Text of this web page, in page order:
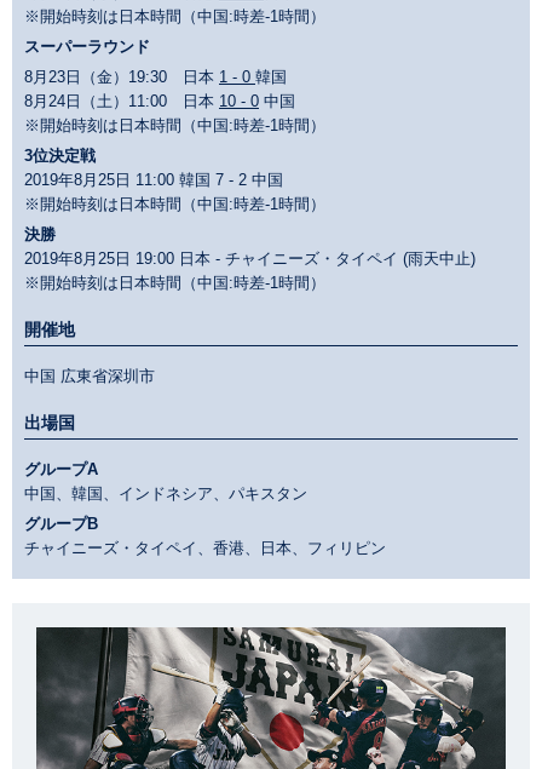
※開始時刻は日本時間（中国:時差-1時間）
スーパーラウンド
8月23日（金）19:30 日本 1 - 0 韓国
8月24日（土）11:00 日本 10 - 0 中国
※開始時刻は日本時間（中国:時差-1時間）
3位決定戦
2019年8月25日 11:00 韓国 7 - 2 中国
※開始時刻は日本時間（中国:時差-1時間）
決勝
2019年8月25日 19:00 日本 - チャイニーズ・タイペイ (雨天中止)
※開始時刻は日本時間（中国:時差-1時間）
開催地
中国 広東省深圳市
出場国
グループA
中国、韓国、インドネシア、パキスタン
グループB
チャイニーズ・タイペイ、香港、日本、フィリピン